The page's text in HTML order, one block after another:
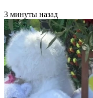
3 минуты назад